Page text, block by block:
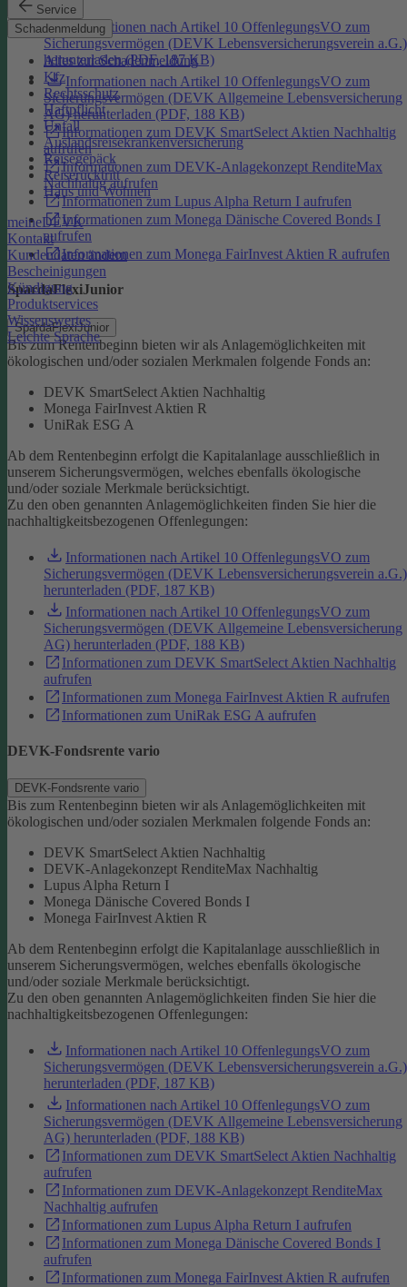
Service
Schadenmeldung
Alles zur Schadenmeldung
Kfz
Rechtsschutz
Haftpflicht
Unfall
Auslandsreisekrankenversicherung
Reisegepäck
Reiserücktritt
Haus und Wohnen
meineDEVK
Kontakt
Kundendaten ändern
Bescheinigungen
Kündigung
Produktservices
Wissenswertes
Leichte Sprache
Informationen nach Artikel 10 OffenlegungsVO zum
Sicherungsvermögen (DEVK Lebensversicherungsverein a.G.)
herunterladen (PDF, 187 KB)
Informationen nach Artikel 10 OffenlegungsVO zum
Sicherungsvermögen (DEVK Allgemeine Lebensversicherung
AG) herunterladen (PDF, 188 KB)
Informationen zum DEVK SmartSelect Aktien Nachhaltig
aufrufen
Informationen zum DEVK-Anlagekonzept RenditeMax
Nachhaltig aufrufen
Informationen zum Lupus Alpha Return I aufrufen
Informationen zum Monega Dänische Covered Bonds I
aufrufen
Informationen zum Monega FairInvest Aktien R aufrufen
SpardaFlexiJunior
SpardaFlexiJunior
Bis zum Rentenbeginn bieten wir als Anlagemöglichkeiten mit
ökologischen und/oder sozialen Merkmalen folgende Fonds an:
DEVK SmartSelect Aktien Nachhaltig
Monega FairInvest Aktien R
UniRak ESG A
Ab dem Rentenbeginn erfolgt die Kapitalanlage ausschließlich in
unserem Sicherungsvermögen, welches ebenfalls ökologische
und/oder soziale Merkmale berücksichtigt.
Zu den oben genannten Anlagemöglichkeiten finden Sie hier die
nachhaltigkeitsbezogenen Offenlegungen:
Informationen nach Artikel 10 OffenlegungsVO zum
Sicherungsvermögen (DEVK Lebensversicherungsverein a.G.)
herunterladen (PDF, 187 KB)
Informationen nach Artikel 10 OffenlegungsVO zum
Sicherungsvermögen (DEVK Allgemeine Lebensversicherung
AG) herunterladen (PDF, 188 KB)
Informationen zum DEVK SmartSelect Aktien Nachhaltig
aufrufen
Informationen zum Monega FairInvest Aktien R aufrufen
Informationen zum UniRak ESG A aufrufen
DEVK-Fondsrente vario
DEVK-Fondsrente vario
Bis zum Rentenbeginn bieten wir als Anlagemöglichkeiten mit
ökologischen und/oder sozialen Merkmalen folgende Fonds an:
DEVK SmartSelect Aktien Nachhaltig
DEVK-Anlagekonzept RenditeMax Nachhaltig
Lupus Alpha Return I
Monega Dänische Covered Bonds I
Monega FairInvest Aktien R
Ab dem Rentenbeginn erfolgt die Kapitalanlage ausschließlich in
unserem Sicherungsvermögen, welches ebenfalls ökologische
und/oder soziale Merkmale berücksichtigt.
Zu den oben genannten Anlagemöglichkeiten finden Sie hier die
nachhaltigkeitsbezogenen Offenlegungen:
Informationen nach Artikel 10 OffenlegungsVO zum
Sicherungsvermögen (DEVK Lebensversicherungsverein a.G.)
herunterladen (PDF, 187 KB)
Informationen nach Artikel 10 OffenlegungsVO zum
Sicherungsvermögen (DEVK Allgemeine Lebensversicherung
AG) herunterladen (PDF, 188 KB)
Informationen zum DEVK SmartSelect Aktien Nachhaltig
aufrufen
Informationen zum DEVK-Anlagekonzept RenditeMax
Nachhaltig aufrufen
Informationen zum Lupus Alpha Return I aufrufen
Informationen zum Monega Dänische Covered Bonds I
aufrufen
Informationen zum Monega FairInvest Aktien R aufrufen